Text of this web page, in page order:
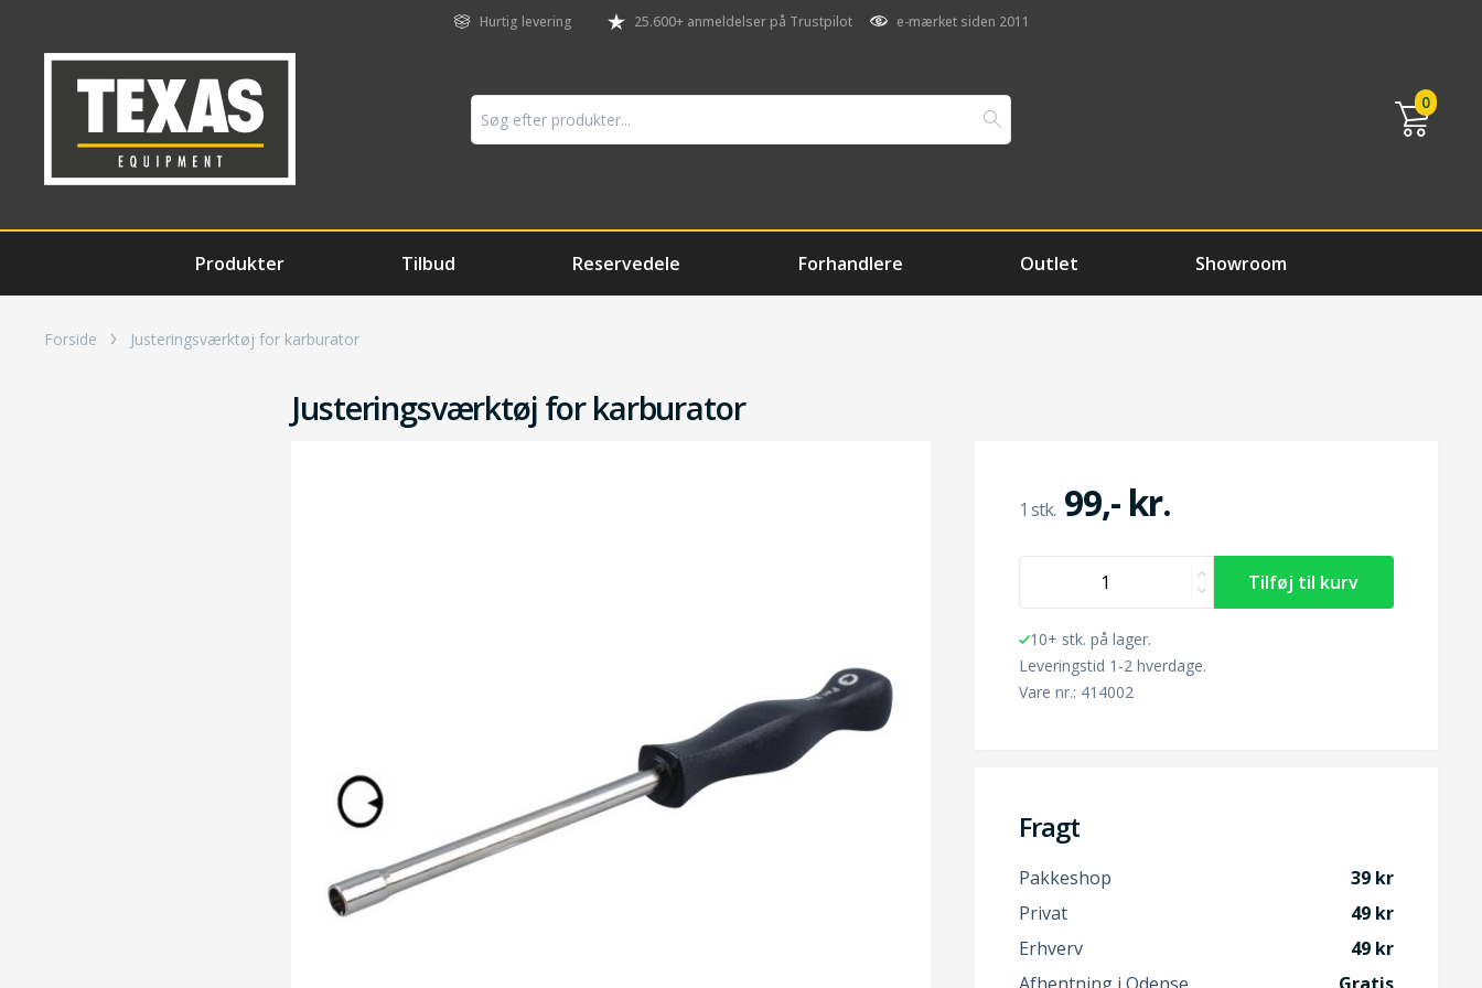
Hurtig levering 25.600+ anmeldelser på Trustpilot e-mærket siden 2011
0
Produkter Tilbud Reservedele Forhandlere Outlet Showroom
Forside Justeringsværktøj for karburator
Justeringsværktøj for karburator
99,- kr.
10+ stk. på lager.
Leveringstid 1-2 hverdage.
Vare nr.: 414002
Fragt
Pakkeshop
39
Privat
49
Erhverv
49